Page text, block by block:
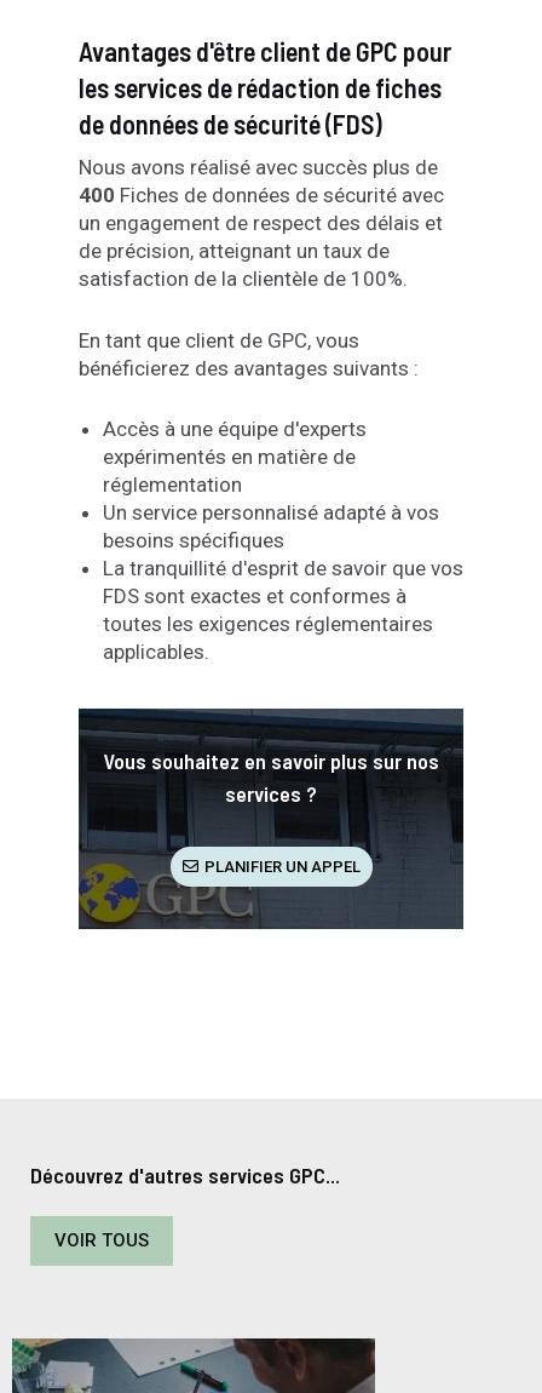
Avantages d'être client de GPC pour
les services de rédaction de fiches
de données de sécurité (FDS)
Nous avons réalisé avec succès plus de
400 Fiches de données de sécurité avec
un engagement de respect des délais et
de précision, atteignant un taux de
satisfaction de la clientèle de 100%.
En tant que client de GPC, vous
bénéficierez des avantages suivants :
Accès à une équipe d'experts
expérimentés en matière de
réglementation
Un service personnalisé adapté à vos
besoins spécifiques
La tranquillité d'esprit de savoir que vos
FDS sont exactes et conformes à
toutes les exigences réglementaires
applicables.
Vous souhaitez en savoir plus sur nos
services ?
PLANIFIER UN APPEL
Découvrez d'autres services GPC...
VOIR TOUS